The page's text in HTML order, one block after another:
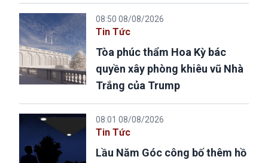
08:50 08/08/2026
Tin Tức
Tòa phúc thẩm Hoa Kỳ bác
quyền xây phòng khiêu vũ Nhà
Trắng của Trump
08:01 08/08/2026
Tin Tức
Lầu Năm Góc công bố thêm hồ